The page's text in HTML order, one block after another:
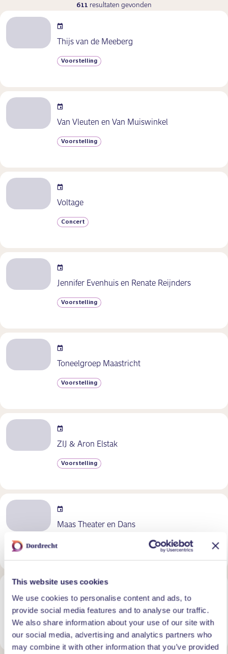
This website uses cookies
We use cookies to personalise content and ads, to
provide social media features and to analyse our traffic.
We also share information about your use of our site with
our social media, advertising and analytics partners who
may combine it with other information that you’ve provided
611 resultaten gevonden
Thijs van de Meeberg
Voorstelling
Van Vleuten en Van Muiswinkel
Voorstelling
Voltage
Concert
Jennifer Evenhuis en Renate Reijnders
Voorstelling
Toneelgroep Maastricht
Voorstelling
ZIJ & Aron Elstak
Voorstelling
Maas Theater en Dans
Leids Cabaret Festival
Voorstelling